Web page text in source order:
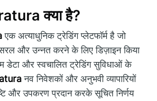
क्या है?
एक अत्याधुनिक ट्रेडिंग प्लेटफॉर्म है जो
और उन्नत करने के लिए डिज़ाइन किया
डेटा और स्वचालित ट्रेडिंग सुविधाओं के
नव निवेशकों और अनुभवी व्यापारियों
और उपकरण प्रदान करके सूचित निर्णय